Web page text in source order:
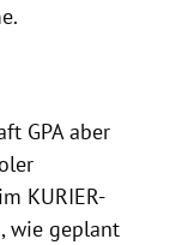
GPA aber
KURIER-
wie geplant